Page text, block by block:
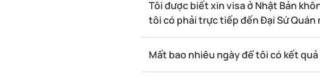
Tôi được biết xin visa ở Nhật Bản
tôi có phải trực tiếp đến Đại Sứ Quán
Mất bao nhiêu ngày để tôi có kết quả